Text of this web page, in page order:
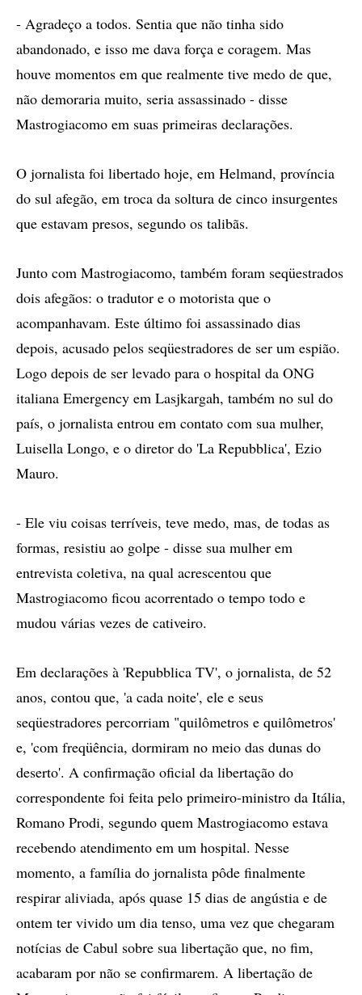
- Agradeço a todos. Sentia que não tinha sido
abandonado, e isso me dava força e coragem. Mas
houve momentos em que realmente tive medo de que,
não demoraria muito, seria assassinado - disse
Mastrogiacomo em suas primeiras declarações.
O jornalista foi libertado hoje, em Helmand, província
do sul afegão, em troca da soltura de cinco insurgentes
que estavam presos, segundo os talibãs.
Junto com Mastrogiacomo, também foram seqüestrados
dois afegãos: o tradutor e o motorista que o
acompanhavam. Este último foi assassinado dias
depois, acusado pelos seqüestradores de ser um espião.
Logo depois de ser levado para o hospital da ONG
italiana Emergency em Lasjkargah, também no sul do
país, o jornalista entrou em contato com sua mulher,
Luisella Longo, e o diretor do 'La Repubblica', Ezio
Mauro.
- Ele viu coisas terríveis, teve medo, mas, de todas as
formas, resistiu ao golpe - disse sua mulher em
entrevista coletiva, na qual acrescentou que
Mastrogiacomo ficou acorrentado o tempo todo e
mudou várias vezes de cativeiro.
Em declarações à 'Repubblica TV', o jornalista, de 52
anos, contou que, 'a cada noite', ele e seus
seqüestradores percorriam "quilômetros e quilômetros'
e, 'com freqüência, dormiram no meio das dunas do
deserto'. A confirmação oficial da libertação do
correspondente foi feita pelo primeiro-ministro da Itália,
Romano Prodi, segundo quem Mastrogiacomo estava
recebendo atendimento em um hospital. Nesse
momento, a família do jornalista pôde finalmente
respirar aliviada, após quase 15 dias de angústia e de
ontem ter vivido um dia tenso, uma vez que chegaram
notícias de Cabul sobre sua libertação que, no fim,
acabaram por não se confirmarem. A libertação de